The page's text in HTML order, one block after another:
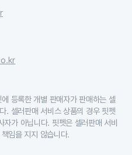
등록한 개별 판매자가 판매하는 셀
. 셀러판매 서비스 상품의 경우 핏펫
가 아닙니다. 핏펫은 셀러판매 서비
임을 지지 않습니다.